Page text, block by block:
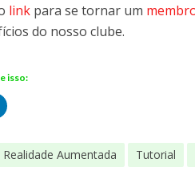
link para se tornar um
do nosso clube.
isso:
Realidade Aumentada Tutorial